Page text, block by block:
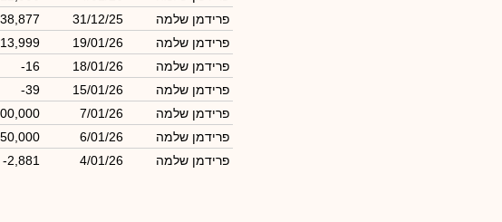
פרידמן שלמה
31/12/25
פרידמן שלמה
19/01/26
פרידמן שלמה
18/01/26
-16
פרידמן שלמה
15/01/26
-39
פרידמן שלמה
7/01/26
פרידמן שלמה
6/01/26
פרידמן שלמה
4/01/26
-2,881